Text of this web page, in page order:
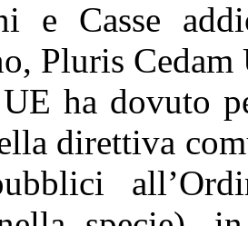
e Casse
Pluris Cedam
ha dovuto
direttiva